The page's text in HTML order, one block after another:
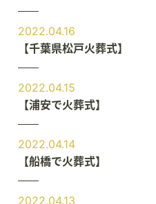
2022.04.16
【千葉県松戸火葬式】
2022.04.15
【浦安で火葬式】
2022.04.14
【船橋で火葬式】
2022.04.13